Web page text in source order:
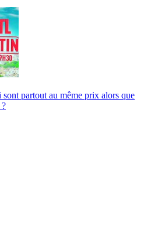
partout au même prix alors que